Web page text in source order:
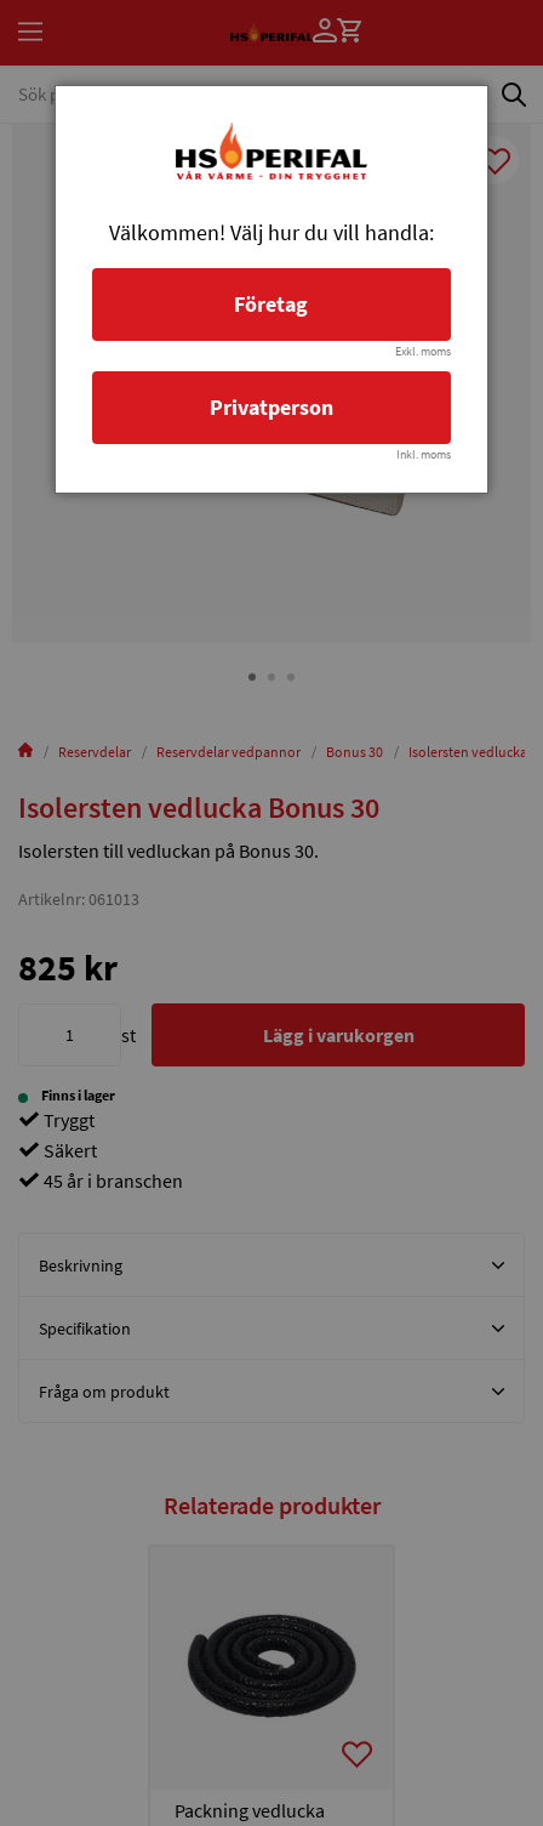
Reservdelar Reservdelar vedpannor Bonus 30 Isolersten vedlucka
Isolersten vedlucka Bonus 30
Isolersten till vedluckan på Bonus 30.
Artikelnr: 061013
825 kr
st Lägg i varukorgen
Finns i lager
Tryggt
Säkert
45 år i branschen
Beskrivning
Specifikation
Fråga om produkt
Relaterade produkter
Packning vedlucka
Välkommen! Välj hur du vill handla:
Företag
Exkl. moms
Privatperson
Inkl. moms